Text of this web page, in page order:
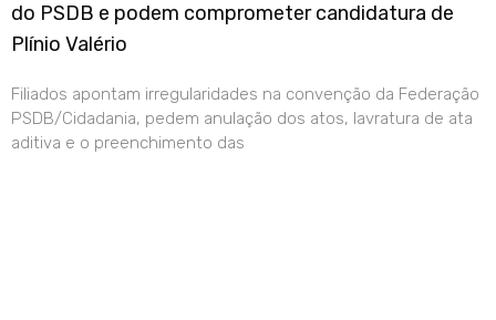
do PSDB e podem comprometer candidatura de
Plínio Valério
Filiados apontam irregularidades na convenção da Federação
PSDB/Cidadania, pedem anulação dos atos, lavratura de ata
aditiva e o preenchimento das